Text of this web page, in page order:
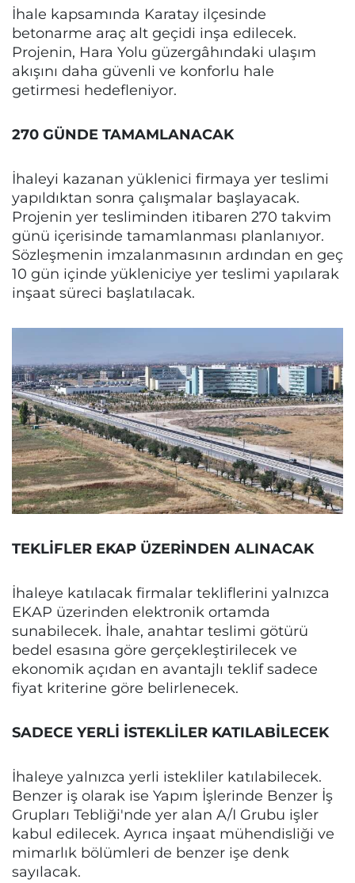
İhale kapsamında Karatay ilçesinde
betonarme araç alt geçidi inşa edilecek.
Projenin, Hara Yolu güzergâhındaki ulaşım
akışını daha güvenli ve konforlu hale
getirmesi hedefleniyor.
270 GÜNDE TAMAMLANACAK
İhaleyi kazanan yüklenici firmaya yer teslimi
yapıldıktan sonra çalışmalar başlayacak.
Projenin yer tesliminden itibaren 270 takvim
günü içerisinde tamamlanması planlanıyor.
Sözleşmenin imzalanmasının ardından en geç
10 gün içinde yükleniciye yer teslimi yapılarak
inşaat süreci başlatılacak.
TEKLİFLER EKAP ÜZERİNDEN ALINACAK
İhaleye katılacak firmalar tekliflerini yalnızca
EKAP üzerinden elektronik ortamda
sunabilecek. İhale, anahtar teslimi götürü
bedel esasına göre gerçekleştirilecek ve
ekonomik açıdan en avantajlı teklif sadece
fiyat kriterine göre belirlenecek.
SADECE YERLİ İSTEKLİLER KATILABİLECEK
İhaleye yalnızca yerli istekliler katılabilecek.
Benzer iş olarak ise Yapım İşlerinde Benzer İş
Grupları Tebliği'nde yer alan A/I Grubu işler
kabul edilecek. Ayrıca inşaat mühendisliği ve
mimarlık bölümleri de benzer işe denk
sayılacak.